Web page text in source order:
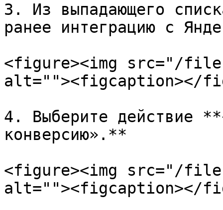
3. Из выпадающего
ранее интеграцию с
<figure><img src="/files/
alt=""><figcaption></
4. Выберите действие
конверсию».**
<figure><img src="/files/
alt=""><figcaption></